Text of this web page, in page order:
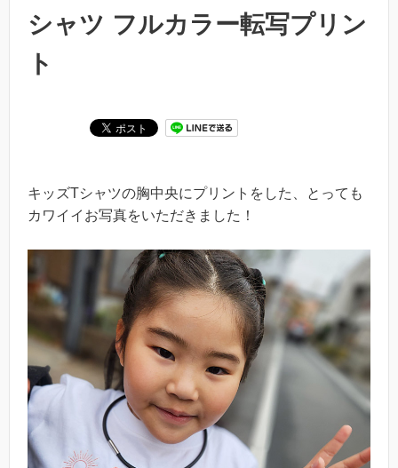
シャツ フルカラー転写プリン
ト
キッズTシャツの胸中央にプリントをした、とっても
カワイイお写真をいただきました！